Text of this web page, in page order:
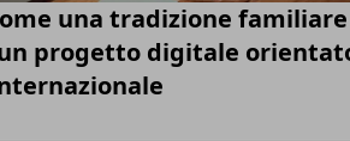
una tradizione
progetto digitale